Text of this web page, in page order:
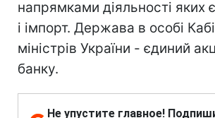
напрямками діяльності яких
і імпорт. Держава в особі
міністрів України - єдиний
банку.
Не упустите главное!